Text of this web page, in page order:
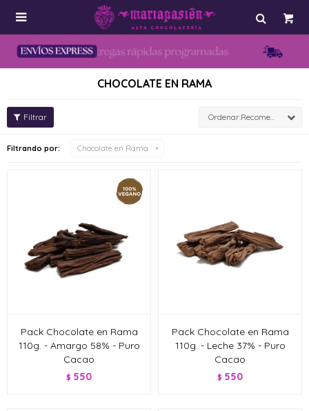

CHOCOLATE EN RAMA
Recomendados
Filtrando por: Chocolate en Rama
Pack Chocolate en Rama
110g. - Amargo 58% - Puro
Cacao
$ 550
Pack Chocolate en Rama
110g. - Leche 37% - Puro
Cacao
$ 550